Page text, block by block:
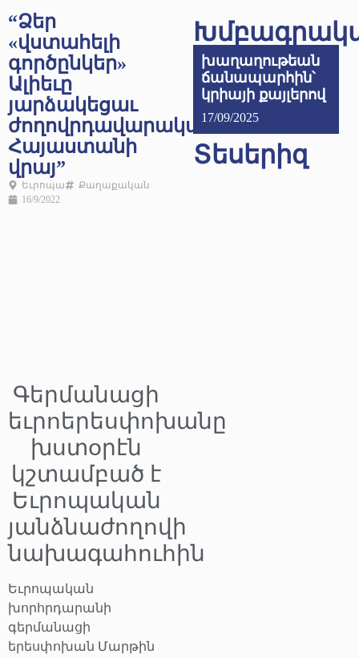
“Ձեր
«վստահելի
գործընկեր»
Ալիեւը
յարձակեցաւ
ժողովրդավարական
Հայաստանի
վրայ”
Եւրոպա
Քաղաքական
16/9/2022
Գերմանացի
եւրոերեսփոխանը
խստօրէն
կշտամբած է
Եւրոպական
յանձնաժողովի
նախագահուհին
Եւրոպական
խորհրդարանի
գերմանացի
երեսփոխան Մարթին
խաղաղութեան
ճանապարհին՝
կրիայի քայլերով
17/09/2025
Տեսերիզ